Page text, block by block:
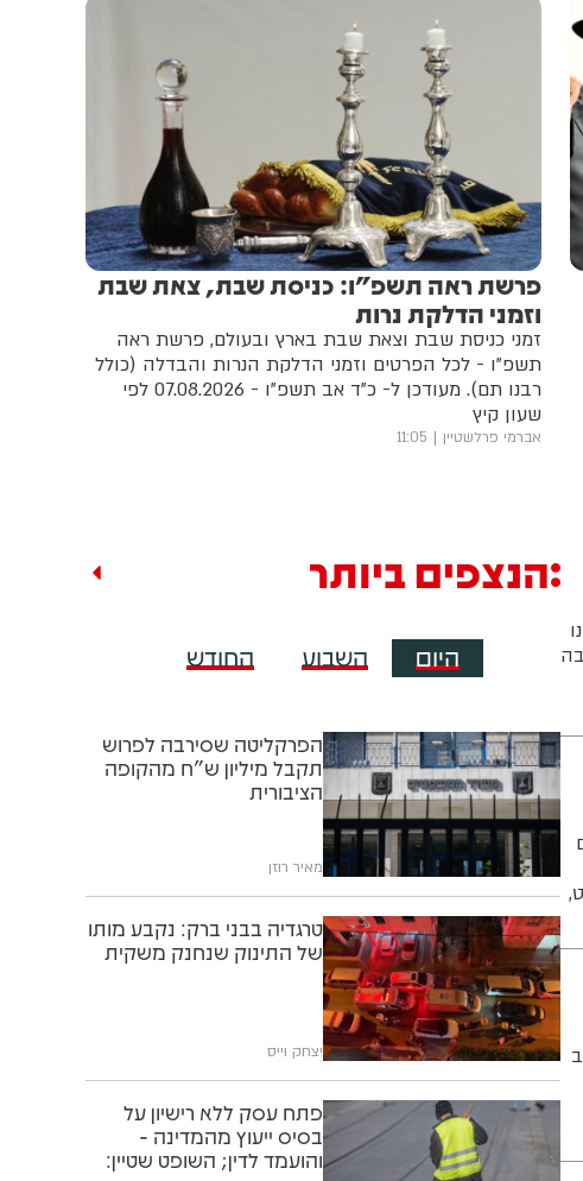
פרשת ראה תשפ"ו: כניסת שבת, צאת שבת
וזמני הדלקת נרות
זמני כניסת שבת וצאת שבת בארץ ובעולם, פרשת ראה
תשפ"ו - לכל הפרטים וזמני הדלקת הנרות והבדלה (כולל
רבנו תם). מעודכן ל- כ"ד אב תשפ"ו - 07.08.2026 לפי
שעון קיץ
אברמי פרלשטיין 11:05
הנצפים ביותר
היום השבוע החודש
הפרקליטה שסירבה לפרוש
תקבל מיליון ש"ח מהקופה
הציבורית
מאיר רוזן
טרגדיה בבני ברק: נקבע מותו
של התינוק שנחנק משקית
יצחק וייס
פתח עסק ללא רישיון על
בסיס ייעוץ מהמדינה -
והועמד לדין; השופט שטיין: